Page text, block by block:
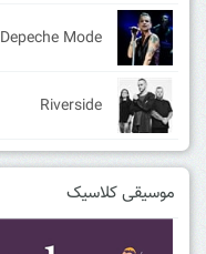
Depeche Mode
Riverside
موسیقی کلاسیک